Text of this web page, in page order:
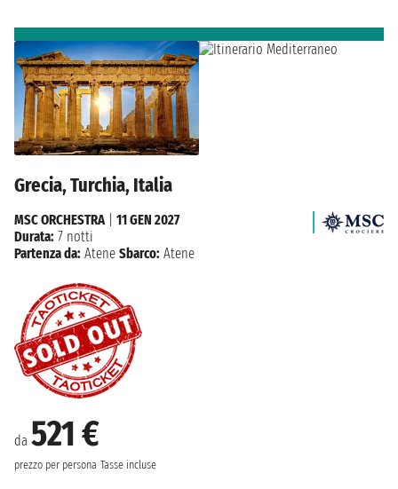
Grecia, Turchia, Italia
da 521 €
prezzo per persona Tasse incluse
MSC ORCHESTRA| 11 GEN 2027
Durata: 7 notti
Partenza da: Atene Sbarco: Atene